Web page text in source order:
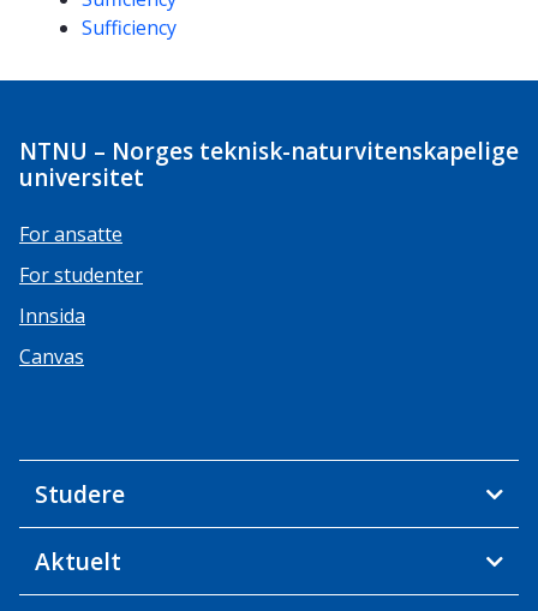
Sufficiency
NTNU – Norges teknisk-naturvitenskapelige
universitet
For ansatte
For studenter
Innsida
Canvas
Studere
Aktuelt